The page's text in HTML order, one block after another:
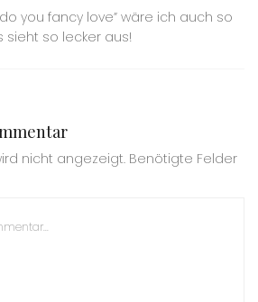
you fancy love” wäre ich auch so
sieht so lecker aus!
nicht angezeigt. Benötigte Felder